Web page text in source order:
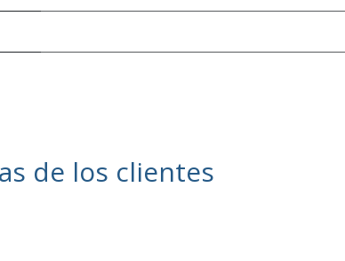
de los clientes